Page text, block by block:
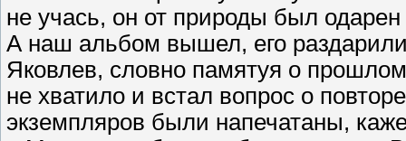
не учась, он от природы был
А наш альбом вышел, его раздарили
Яковлев, словно памятуя о
не хватило и встал вопрос о
экземпляров были напечатаны,